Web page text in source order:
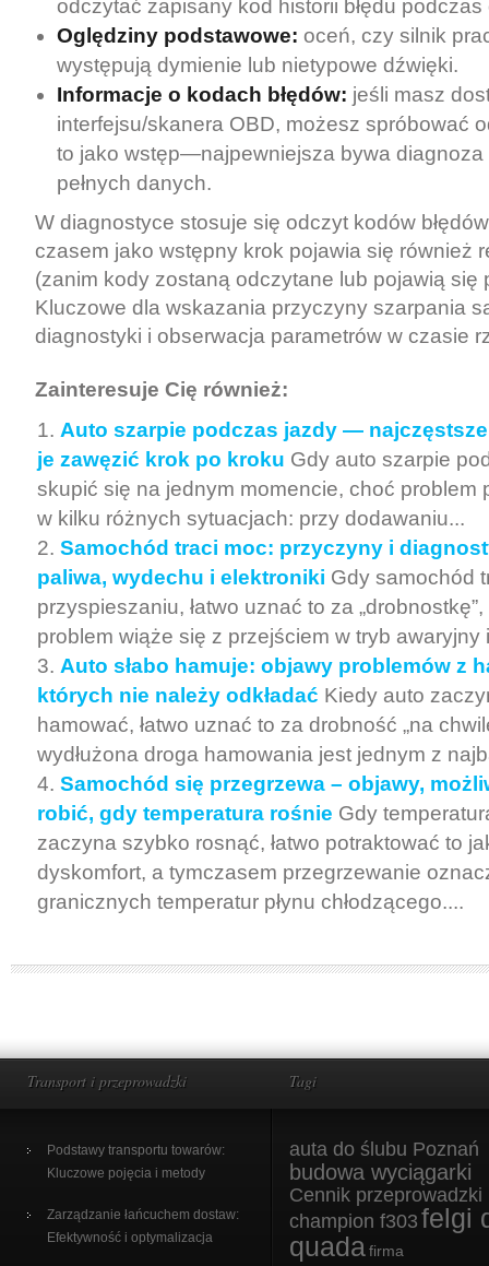
odczytać zapisany kod historii błędu
Oględziny podstawowe: oceń, czy silnik
występują dymienie lub nietypowe dźwięki.
Informacje o kodach błędów: jeśli masz
interfejsu/skanera OBD, możesz spróbować
to jako wstęp—najpewniejsza bywa diagnoza
pełnych danych.
W diagnostyce stosuje się odczyt kodów
czasem jako wstępny krok pojawia się również
(zanim kody zostaną odczytane lub pojawią się
Kluczowe dla wskazania przyczyny szarpania
diagnostyki i obserwacja parametrów w czasie
Zainteresuje Cię również:
Auto szarpie podczas jazdy —
je zawęzić krok po kroku Gdy auto szarpie
skupić się na jednym momencie, choć problem
w kilku różnych sytuacjach: przy dodawaniu...
Samochód traci moc: przyczyny i
paliwa, wydechu i elektroniki Gdy samochód
przyspieszaniu, łatwo uznać to za
problem wiąże się z przejściem w tryb awaryjny
Auto słabo hamuje: objawy problemów z
których nie należy odkładać Kiedy auto
hamować, łatwo uznać to za drobność „na
wydłużona droga hamowania jest jednym z
Samochód się przegrzewa – objawy,
robić, gdy temperatura rośnie Gdy
zaczyna szybko rosnąć, łatwo potraktować to
dyskomfort, a tymczasem przegrzewanie
granicznych temperatur płynu chłodzącego....
Transport i przeprowadzki
Podstawy transportu towarów:
Kluczowe pojęcia i metody
Zarządzanie łańcuchem dostaw:
Efektywność i optymalizacja
Tagi
auta do ślubu Poznań
budowa wyciągarki
Cennik przeprowadzki
champion f303 felgi
quada firma